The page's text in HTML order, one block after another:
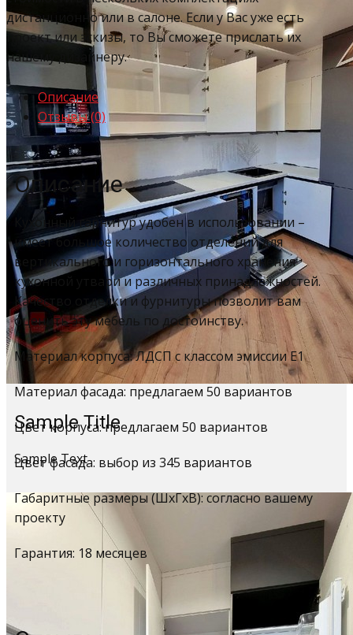
Sample Title
Sample Text
дистанционно или в салоне. Если у Вас уже есть
проект или эскизы, то Вы сможете прислать их
нашему дизайнеру.
Описание
Отзывы (0)
Описание
Кухонный гарнитур удобен в использовании –
имеет большое количество отделений для
вертикального и горизонтального хранения
кухонной утвари и различных принадлежностей.
Качество отделки и фурнитуры позволит вам
оценить эту мебель по достоинству.
Материал корпуса: ЛДСП с классом эмиссии Е1
Материал фасада: предлагаем 50 вариантов
Цвет корпуса: предлагаем 50 вариантов
Цвет фасада: выбор из 345 вариантов
Габаритные размеры (ШхГхВ): согласно вашему
проекту
Гарантия: 18 месяцев